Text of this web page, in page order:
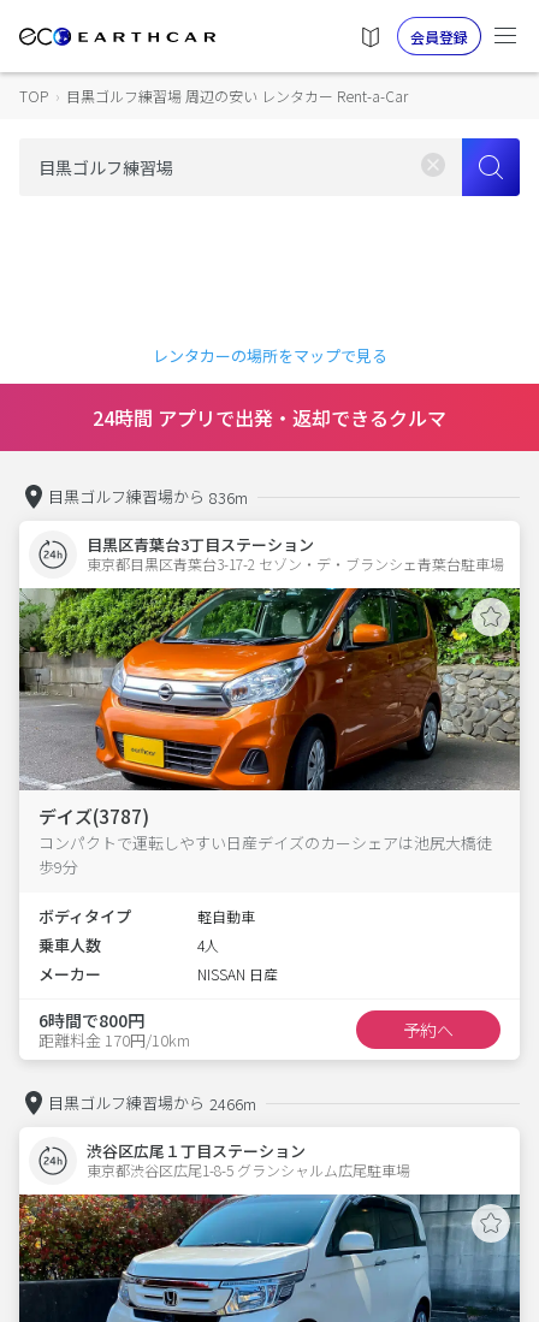
会員登録
TOP › 目黒ゴルフ練習場 周辺の安い レンタカー Rent-a-Car
レンタカーの場所をマップで見る
24時間 アプリで出発・返却できるクルマ
目黒ゴルフ練習場から 836m
目黒区青葉台3丁目ステーション
東京都目黒区青葉台3-17-2 セゾン・デ・ブランシェ青葉台駐車場
デイズ(3787)
コンパクトで運転しやすい日産デイズのカーシェアは池尻大橋徒
歩9分
ボディタイプ 軽自動車
乗車人数 4人
メーカー NISSAN 日産
6時間で800円
距離料金 170円/10km 予約へ
目黒ゴルフ練習場から 2466m
渋谷区広尾１丁目ステーション
東京都渋谷区広尾1-8-5 グランシャルム広尾駐車場